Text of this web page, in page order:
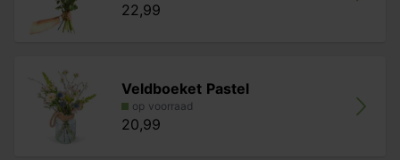
22,99
Veldboeket Pastel
op voorraad
20,99